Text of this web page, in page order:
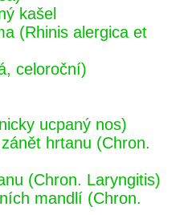
kašel
(Rhinis alergica et
celoroční)
ucpaný nos)
hrtanu (Chron.
(Chron. Laryngitis)
mandlí (Chron.